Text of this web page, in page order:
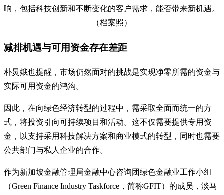
响，包括科技创新和不断变化的客户需求，能否带来新机遇。
（档案照）
减排机遇与可用资金存在差距
朴炅娥也提醒，市场仍然面对的挑战是实现净零所需的资金与
实际可用资金的鸿沟。
因此，在向绿色经济转型的过程中，需采取全面而统一的方
式，将投资引向可持续项目和活动。这不仅需要提供专用资
金，以支持采用科技解决方案和商业模式的转型，同时也需要
公共部门与私人企业的合作。
作为新加坡金融管理局金融中心咨询团绿色金融业工作小组
（Green Finance Industry Taskforce，简称GFIT）的成员，淡马